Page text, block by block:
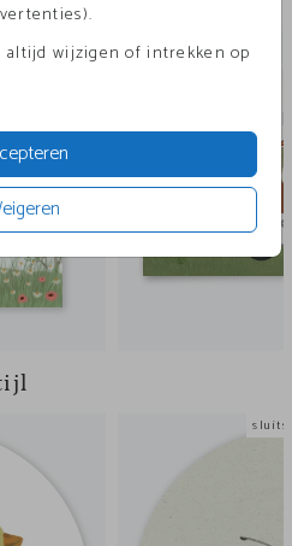
altijd wijzigen of intrekken op